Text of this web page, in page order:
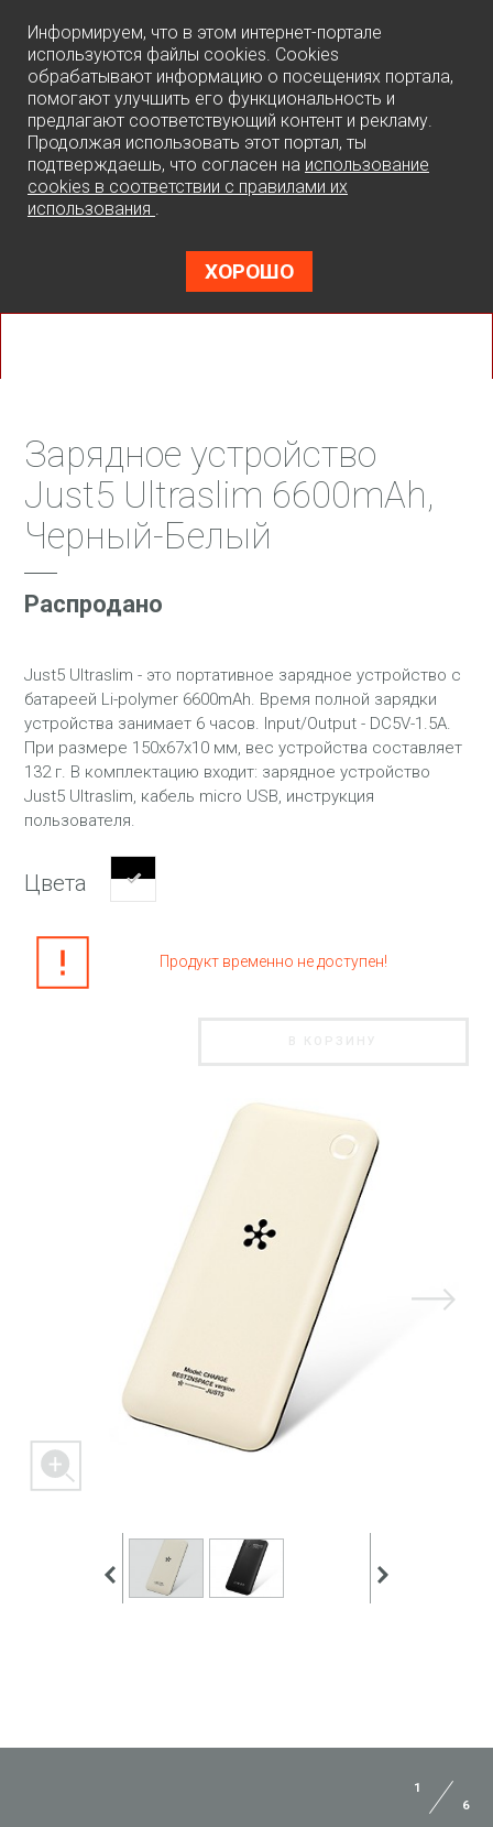
Информируем, что в этом интернет-портале
используются файлы cookies. Cookies
обрабатывают информацию о посещениях портала,
помогают улучшить его функциональность и
предлагают соответствующий контент и рекламу.
Продолжая использовать этот портал, ты
подтверждаешь, что согласен на использование
cookies в соответствии с правилами их
использования .
ХОРОШО
Зарядное устройство
Just5 Ultraslim 6600mAh,
Черный-Белый
Распродано
Just5 Ultraslim - это портативное зарядное устройство с
батареей Li-polymer 6600mAh. Время полной зарядки
устройства занимает 6 часов. Input/Output - DC5V-1.5A.
При размере 150x67x10 мм, вес устройства составляет
132 г. В комплектацию входит: зарядное устройство
Just5 Ultraslim, кабель micro USB, инструкция
пользователя.
Цвета
Продукт временно не доступен!
1
6